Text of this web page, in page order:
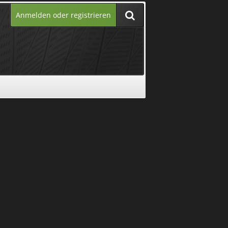
Anmelden oder registrieren